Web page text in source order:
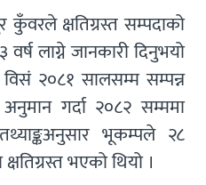
कुँवरले क्षतिग्रस्त सम्पदाको
वर्ष लाग्ने जानकारी दिनुभयो
विसं २०८१ सालसम्म सम्पन्न
गर्दा २०८२ सम्ममा
भूकम्पले २८
भएको थियो ।